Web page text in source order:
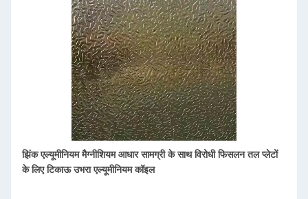
झिंक एल्यूमीनियम मैग्नीशियम आधार सामग्री के साथ विरोधी फिसलन तल प्लेटों
के लिए टिकाऊ उभरा एल्यूमीनियम कॉइल